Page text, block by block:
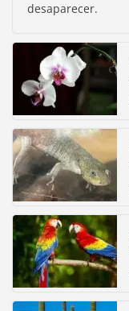
desaparecer.